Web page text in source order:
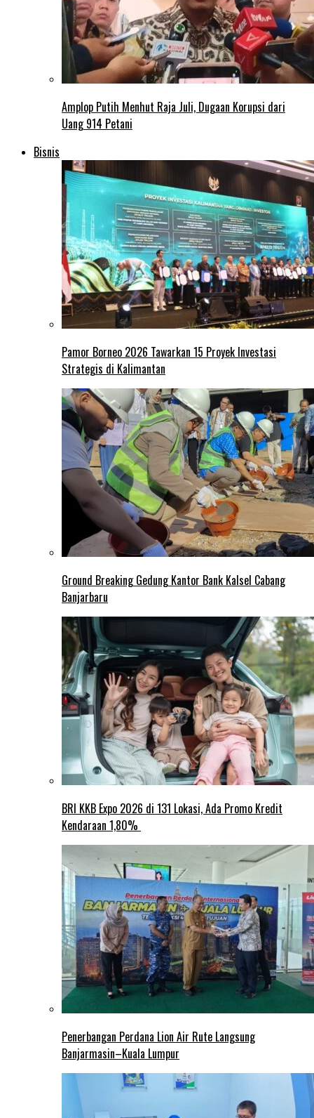
Amplop Putih Menhut Raja Juli, Dugaan Korupsi dari
Uang 914 Petani
Bisnis
Pamor Borneo 2026 Tawarkan 15 Proyek Investasi
Strategis di Kalimantan
Ground Breaking Gedung Kantor Bank Kalsel Cabang
Banjarbaru
BRI KKB Expo 2026 di 131 Lokasi, Ada Promo Kredit
Kendaraan 1,80%
Penerbangan Perdana Lion Air Rute Langsung
Banjarmasin–Kuala Lumpur